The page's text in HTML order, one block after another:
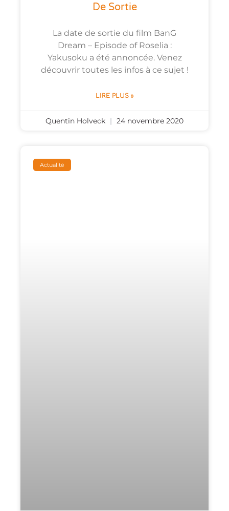
De Sortie
La date de sortie du film BanG
Dream – Episode of Roselia :
Yakusoku a été annoncée. Venez
découvrir toutes les infos à ce sujet !
LIRE PLUS »
Quentin Holveck 24 novembre 2020
Actualité